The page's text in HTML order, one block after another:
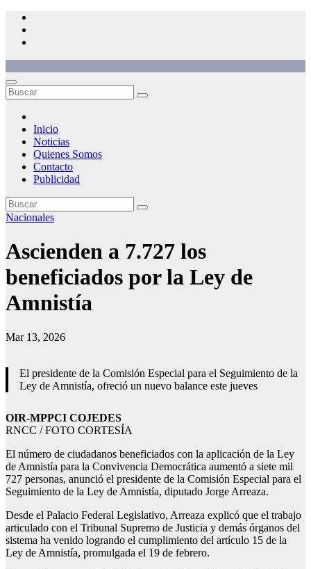
Saltar
contenido
Inicio
Noticias
Quienes Somos
Contacto
Publicidad
Nacionales
Ascienden a 7.727 los
beneficiados por la Ley de
Amnistía
Mar 13, 2026
El presidente de la Comisión Especial para el Seguimiento de la
Ley de Amnistía, ofreció un nuevo balance este jueves
OIR-MPPCI COJEDES
RNCC / FOTO CORTESÍA
El número de ciudadanos beneficiados con la aplicación de la Ley
de Amnistía para la Convivencia Democrática aumentó a siete mil
727 personas, anunció el presidente de la Comisión Especial para el
Seguimiento de la Ley de Amnistía, diputado Jorge Arreaza.
Desde el Palacio Federal Legislativo, Arreaza explicó que el trabajo
articulado con el Tribunal Supremo de Justicia y demás órganos del
sistema ha venido logrando el cumplimiento del artículo 15 de la
Ley de Amnistía, promulgada el 19 de febrero.